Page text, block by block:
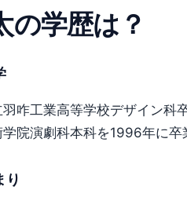
の学歴は？
咋工業高等学校デザイン科
院演劇科本科を1996年に卒
り